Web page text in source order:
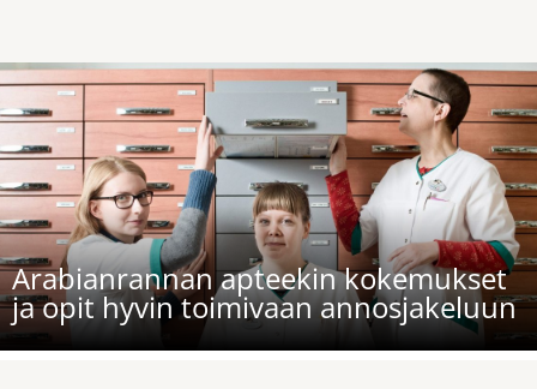
Arabianrannan apteekin kokemukset
ja opit hyvin toimivaan annosjakeluun